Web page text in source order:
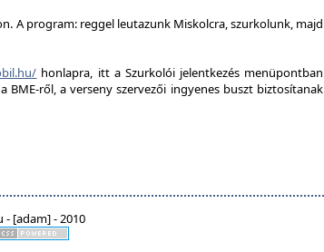
A program: reggel leutazunk Miskolcra, szurkolunk, majd
honlapra, itt a Szurkolói jelentkezés menüpontban
BME-ről, a verseny szervezői ingyenes buszt biztosítanak
[adam] - 2010